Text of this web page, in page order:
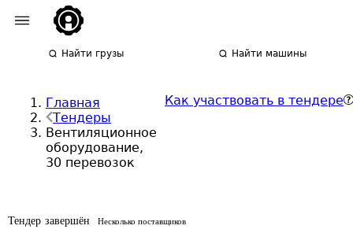
Найти грузы Найти машины
Главная
Тендеры
Вентиляционное
оборудование,
30 перевозок
Как участвовать в тендере
Тендер завершён Несколько поставщиков